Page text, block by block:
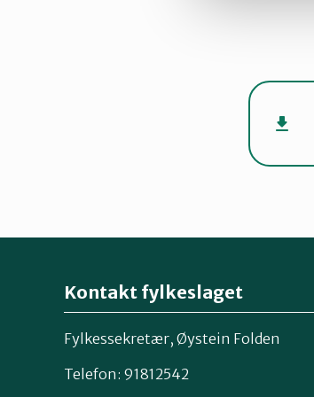
Kontakt fylkeslaget
Fylkessekretær, Øystein Folden
Telefon: 91812542